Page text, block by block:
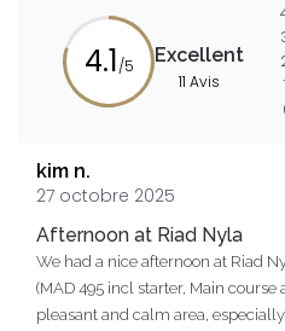
4.1/5 Excellent
11 Avis
kim n.
27 octobre 2025
Afternoon at Riad Nyla
We had a nice afternoon at Riad
(MAD 495 incl starter, Main course
pleasant and calm area,